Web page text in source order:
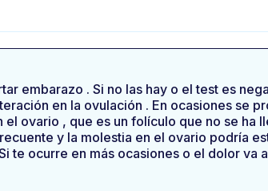
embarazo . Si no las hay o el test es
en la ovulación . En ocasiones se
ovario , que es un folículo que no se ha
y la molestia en el ovario podría
te ocurre en más ocasiones o el dolor va